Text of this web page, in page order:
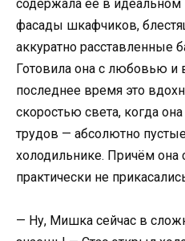
содержала её в
фасады шкафчиков,
аккуратно расставленные
Готовила она с любовью и
последнее время это
скоростью света, когда
трудов — абсолютно
холодильнике. Причём
практически не
— Ну, Мишка сейчас в